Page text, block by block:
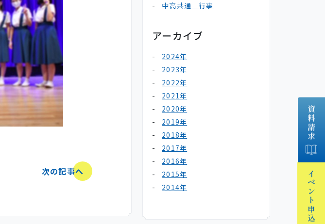
資料請求
イベント
申込
次の記事へ
中高共通 行事
アーカイブ
2024年
2023年
2022年
2021年
2020年
2019年
2018年
2017年
2016年
2015年
2014年